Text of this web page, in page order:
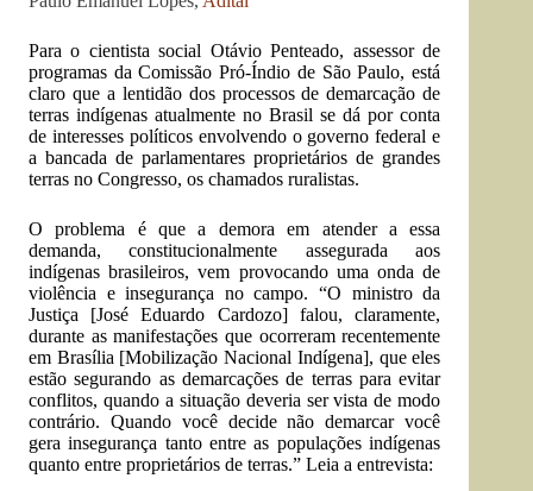
Para o cientista social Otávio Penteado, assessor de
programas da Comissão Pró-Índio de São Paulo, está
claro que a lentidão dos processos de demarcação de
terras indígenas atualmente no Brasil se dá por conta
de interesses políticos envolvendo o governo federal e
a bancada de parlamentares proprietários de grandes
terras no Congresso, os chamados ruralistas.
O problema é que a demora em atender a essa
demanda, constitucionalmente assegurada aos
indígenas brasileiros, vem provocando uma onda de
violência e insegurança no campo. “O ministro da
Justiça [José Eduardo Cardozo] falou, claramente,
durante as manifestações que ocorreram recentemente
em Brasília [Mobilização Nacional Indígena], que eles
estão segurando as demarcações de terras para evitar
conflitos, quando a situação deveria ser vista de modo
contrário. Quando você decide não demarcar você
gera insegurança tanto entre as populações indígenas
quanto entre proprietários de terras.” Leia a entrevista: